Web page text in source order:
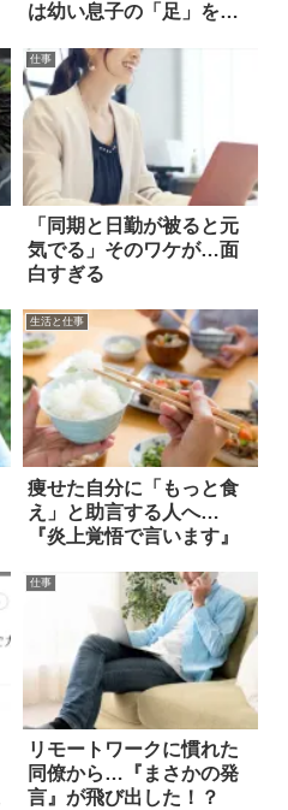
は幼い息子の「足」を見
仕事
「同期と日勤が被ると元
気でる」そのワケが…面
白すぎる
生活と仕事
痩せた自分に「もっと食
え」と助言する人へ…
『炎上覚悟で言います』
仕事
リモートワークに慣れた
同僚から…『まさかの発
言』が飛び出した！？